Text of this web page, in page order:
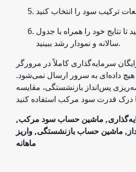
نتایج خود را همراه با جدول
سالانه و نمودار رشد ببینید.
سرمایه‌گذاری کاملاً در مرورگر
داده‌ای به سرور ارسال نمی‌شود.
پس‌انداز بازنشستگی، مقایسه
ماشین حساب سود مرکب,
ماشین حساب بازنشستگی, واریز
ماهانه